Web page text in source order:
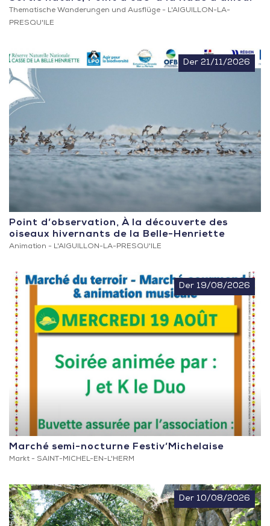
Thematische Wanderungen und Ausflüge - L'AIGUILLON-LA-
PRESQU'ILE
Der 21/11/2026
Point d’observation, À la découverte des
oiseaux hivernants de la Belle-Henriette
Animation - L'AIGUILLON-LA-PRESQU'ILE
Der 19/08/2026
Marché semi-nocturne Festiv’Michelaise
Markt - SAINT-MICHEL-EN-L'HERM
Der 10/08/2026